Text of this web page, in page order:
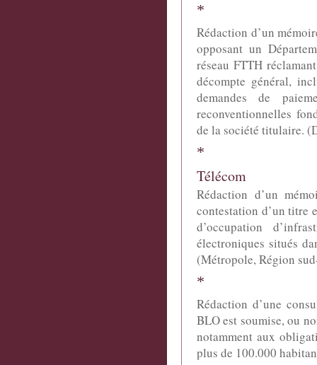
*
Rédaction d’un
opposant un
réseau FTTH
décompte général,
demandes de
reconventionnelles
de la société titulaire.
*
Télécom
Rédaction d’un
contestation d’un titre
d’occupation
électroniques situés
(Métropole, Région
*
Rédaction d’une
BLO est soumise, ou
notamment aux
plus de 100.000